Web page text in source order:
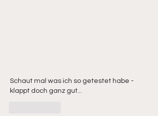
Schaut mal was ich so getestet habe -
klappt doch ganz gut...